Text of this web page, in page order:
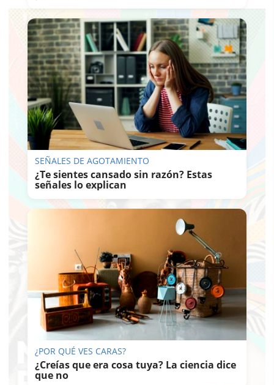
SEÑALES DE AGOTAMIENTO
¿Te sientes cansado sin razón? Estas
señales lo explican
¿POR QUÉ VES CARAS?
¿Creías que era cosa tuya? La ciencia dice
que no